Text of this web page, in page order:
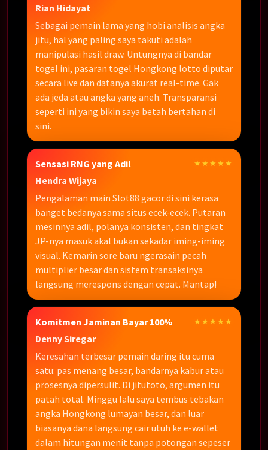
Rian Hidayat
Sebagai pemain lama yang hobi analisis angka
jitu, hal yang paling saya takuti adalah
manipulasi hasil draw. Untungnya di bandar
togel ini, pasaran togel Hongkong lotto diputar
secara live dan datanya akurat real-time. Gak
ada jeda atau angka yang aneh. Transparansi
seperti ini yang bikin saya betah bertahan di
sini.
Sensasi RNG yang Adil ★★★★★
Hendra Wijaya
Pengalaman main Slot88 gacor di sini kerasa
banget bedanya sama situs ecek-ecek. Putaran
mesinnya adil, polanya konsisten, dan tingkat
JP-nya masuk akal bukan sekadar iming-iming
visual. Kemarin sore baru ngerasain pecah
multiplier besar dan sistem transaksinya
langsung merespons dengan cepat. Mantap!
Komitmen Jaminan Bayar 100% ★★★★★
Denny Siregar
Keresahan terbesar pemain daring itu cuma
satu: pas menang besar, bandarnya kabur atau
prosesnya dipersulit. Di jitutoto, argumen itu
patah total. Minggu lalu saya tembus tebakan
angka Hongkong lumayan besar, dan luar
biasanya dana langsung cair utuh ke e-wallet
dalam hitungan menit tanpa potongan sepeser